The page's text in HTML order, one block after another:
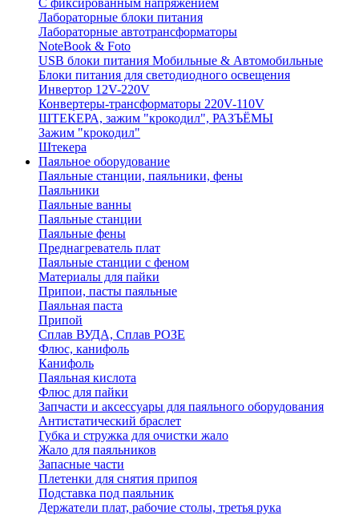
C фиксированным напряжением
Лабораторные блоки питания
Лабораторные автотрансформаторы
NoteBook & Foto
USB блоки питания Мобильные & Автомобильные
Блоки питания для светодиодного освещения
Инвертор 12V-220V
Конвертеры-трансформаторы 220V-110V
ШТЕКЕРА, зажим "крокодил", РАЗЪЁМЫ
Зажим "крокодил"
Штекера
Паяльное оборудование
Паяльные станции, паяльники, фены
Паяльники
Паяльные ванны
Паяльные станции
Паяльные фены
Преднагреватель плат
Паяльные станции с феном
Материалы для пайки
Припои, пасты паяльные
Паяльная паста
Припой
Сплав ВУДА, Сплав РОЗЕ
Флюс, канифоль
Канифоль
Паяльная кислота
Флюс для пайки
Запчасти и аксессуары для паяльного оборудования
Антистатический браслет
Губка и стружка для очистки жало
Жало для паяльников
Запасные части
Плетенки для снятия припоя
Подставка под паяльник
Держатели плат, рабочие столы, третья рука